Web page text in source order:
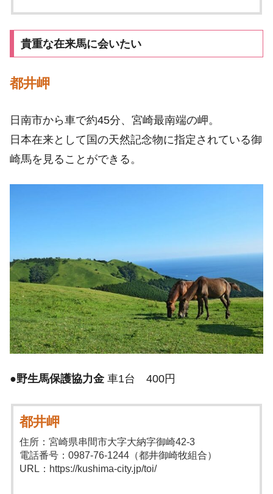
貴重な在来馬に会いたい
都井岬
日南市から車で約45分、宮崎最南端の岬。
日本在来として国の天然記念物に指定されている御
崎馬を見ることができる。
●野生馬保護協力金車1台 400円
都井岬
住所：宮崎県串間市大字大納字御崎42-3
電話番号：0987-76-1244（都井御崎牧組合）
URL：https://kushima-city.jp/toi/